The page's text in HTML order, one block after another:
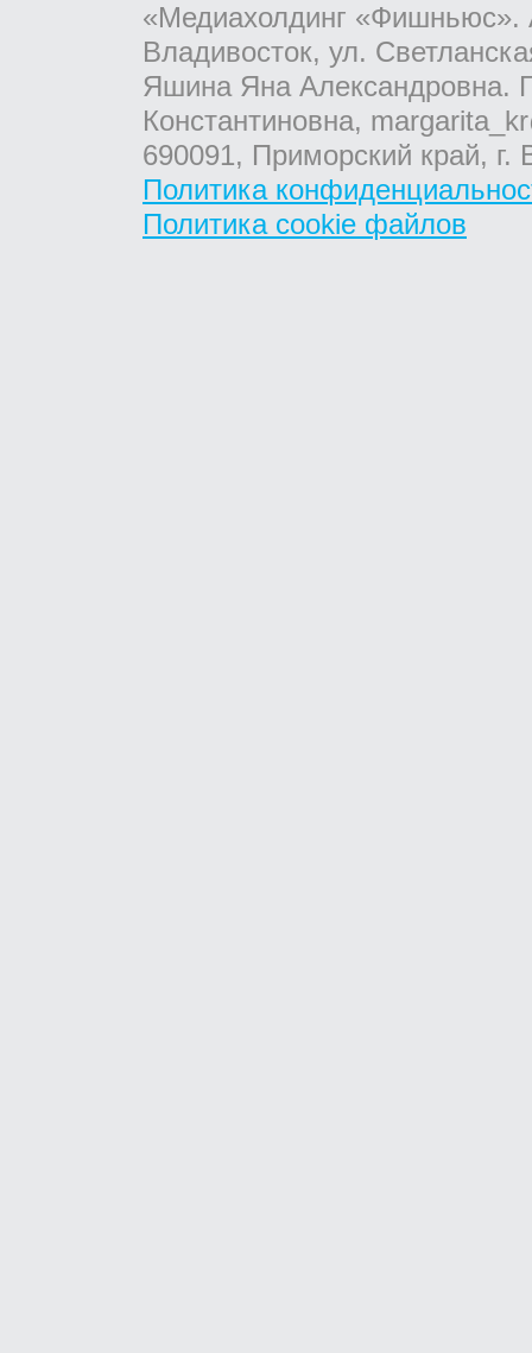
«Медиахолдинг «Фишньюс».
Владивосток, ул.
Яшина Яна Александровна.
Константиновна,
690091, Приморский край,
Политика
Политика cookie файлов